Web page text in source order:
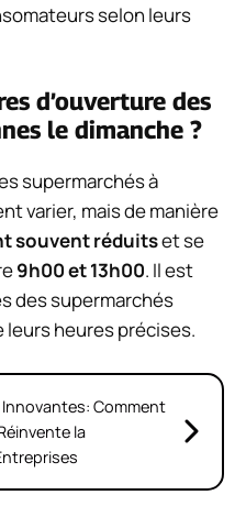
selon leurs
d’ouverture des
le dimanche ?
supermarchés à
varier, mais de manière
souvent réduitset se
9h00 et 13h00. Il est
des supermarchés
heures précises.
Comment
la